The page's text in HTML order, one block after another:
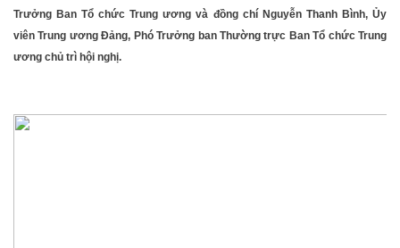
Trưởng Ban Tổ chức Trung ương và đồng chí Nguyễn Thanh Bình, Ủy
viên Trung ương Đảng, Phó Trưởng ban Thường trực Ban Tổ chức Trung
ương chủ trì hội nghị.